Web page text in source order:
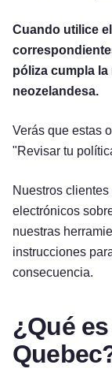
Cuando utilice
póliza cumpla
neozelandesa.
Verás que estas
"Revisar tu
Nuestros
electrónicos
nuestras
instrucciones
consecuencia.
¿Qué